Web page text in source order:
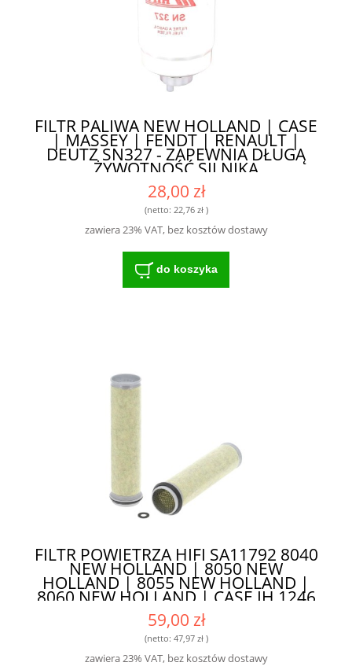
FILTR PALIWA NEW HOLLAND | CASE
| MASSEY | FENDT | RENAULT |
DEUTZ SN327 - ZAPEWNIA DŁUGĄ
ŻYWOTNOŚĆ SILNIKA
28,00 zł
(netto: 22,76 zł)
zawiera 23% VAT, bez kosztów dostawy
do koszyka
FILTR POWIETRZA HIFI SA11792 8040
NEW HOLLAND | 8050 NEW
HOLLAND | 8055 NEW HOLLAND |
8060 NEW HOLLAND | CASE IH 1246
CASE IH | 956XL CASE IH | CS 78
CASE IH ) - KOMPATYBILNOŚĆ Z
WIELOMA MODELAMI
59,00 zł
(netto: 47,97 zł)
zawiera 23% VAT, bez kosztów dostawy